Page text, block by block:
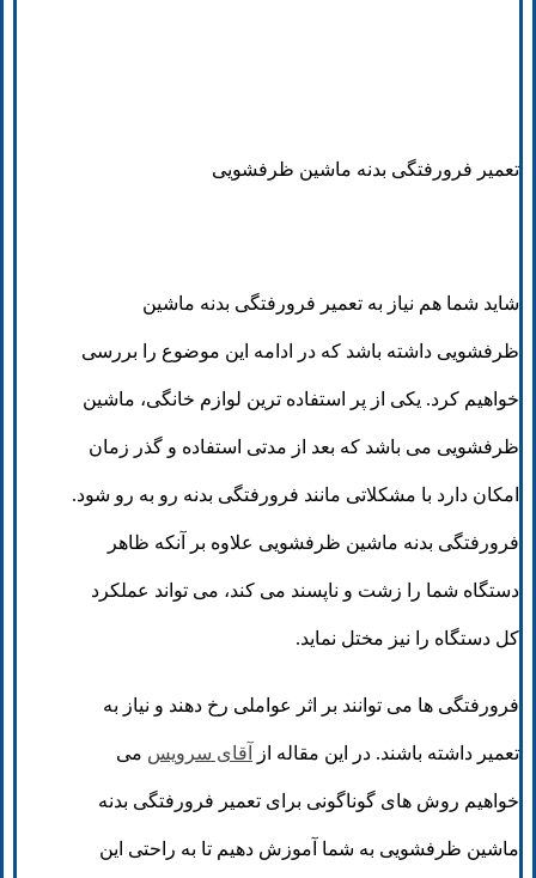
تعمیر فرورفتگی بدنه ماشین ظرفشویی
شاید شما هم نیاز به تعمیر فرورفتگی بدنه ماشین
ظرفشویی داشته باشد که در ادامه این موضوع را بررسی
خواهیم کرد. یکی از پر استفاده ترین لوازم خانگی، ماشین
ظرفشویی می باشد که بعد از مدتی استفاده و گذر زمان
امکان دارد با مشکلاتی مانند فرورفتگی بدنه رو به رو شود.
فرورفتگی بدنه ماشین ظرفشویی علاوه بر آنکه ظاهر
دستگاه شما را زشت و ناپسند می کند، می تواند عملکرد
کل دستگاه را نیز مختل نماید.
فرورفتگی ها می توانند بر اثر عواملی رخ دهند و نیاز به
تعمیر داشته باشند. در این مقاله از آقای سرویس می
خواهیم روش های گوناگونی برای تعمیر فرورفتگی بدنه
ماشین ظرفشویی به شما آموزش دهیم تا به راحتی این